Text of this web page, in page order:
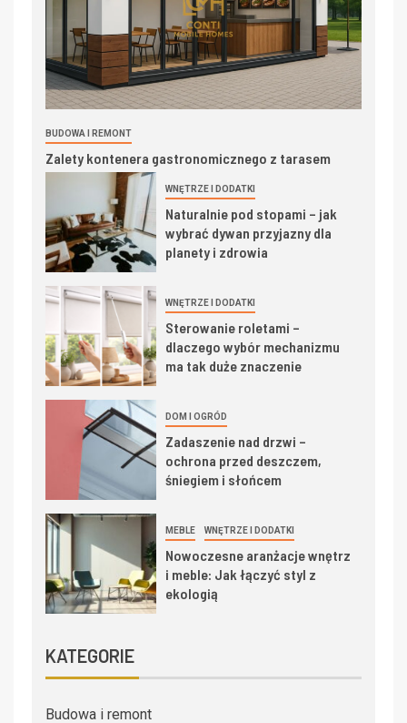
BUDOWA I REMONT
Zalety kontenera gastronomicznego z tarasem
WNĘTRZE I DODATKI
Naturalnie pod stopami – jak
wybrać dywan przyjazny dla
planety i zdrowia
WNĘTRZE I DODATKI
Sterowanie roletami –
dlaczego wybór mechanizmu
ma tak duże znaczenie
DOM I OGRÓD
Zadaszenie nad drzwi –
ochrona przed deszczem,
śniegiem i słońcem
MEBLE WNĘTRZE I DODATKI
Nowoczesne aranżacje wnętrz
i meble: Jak łączyć styl z
ekologią
KATEGORIE
Budowa i remont